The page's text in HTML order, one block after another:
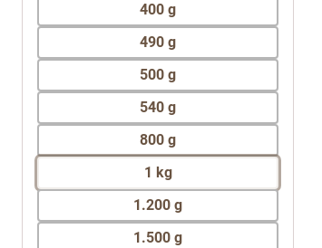
400 g
490 g
500 g
540 g
800 g
1 kg
1.200 g
1.500 g